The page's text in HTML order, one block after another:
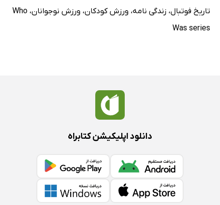
تاریخ فوتبال، زندگی نامه، ورزش کودکان، ورزش نوجوانان، Who
Was series
دانلود اپلیکیشن کتابراه